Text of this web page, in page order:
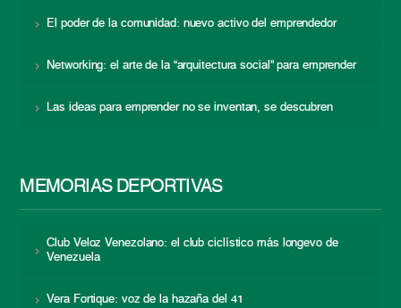
El poder de la comunidad: nuevo activo del emprendedor
Networking: el arte de la “arquitectura social” para emprender
Las ideas para emprender no se inventan, se descubren
MEMORIAS DEPORTIVAS
Club Veloz Venezolano: el club ciclístico más longevo de
Venezuela
Vera Fortique: voz de la hazaña del 41